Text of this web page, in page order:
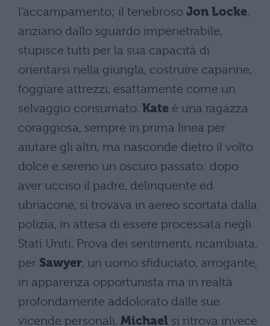
l’accampamento; il tenebroso Jon Locke,
anziano dallo sguardo impenetrabile,
stupisce tutti per la sua capacità di
orientarsi nella giungla, costruire capanne,
foggiare attrezzi, esattamente come un
selvaggio consumato. Kate è una ragazza
coraggiosa, sempre in prima linea per
aiutare gli altri, ma nasconde dietro il volto
dolce e sereno un oscuro passato: dopo
aver ucciso il padre, delinquente ed
ubriacone, si trovava in aereo scortata dalla
polizia, in attesa di essere processata negli
Stati Uniti. Prova dei sentimenti, ricambiata,
per Sawyer, un uomo sfiduciato, arrogante,
in apparenza opportunista ma in realtà
profondamente addolorato dalle sue
vicende personali. Michael si ritrova invece